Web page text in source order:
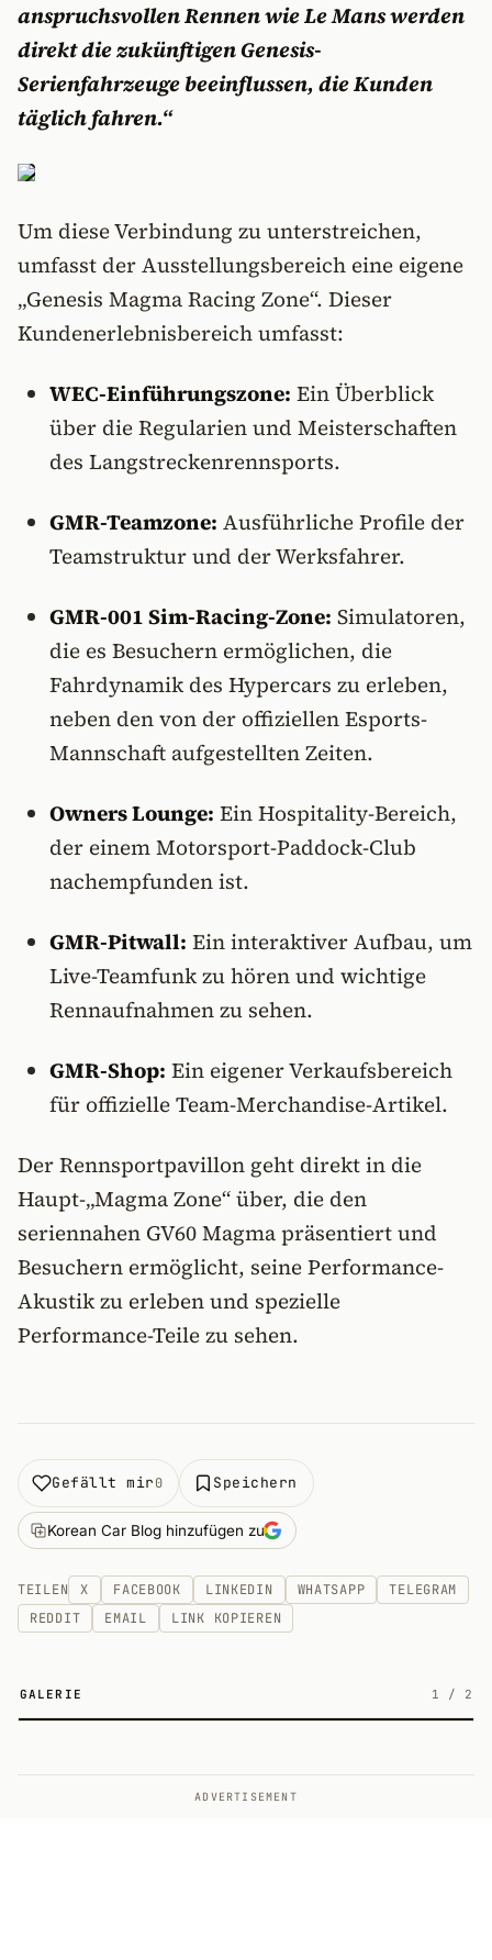
anspruchsvollen Rennen wie Le Mans werden
direkt die zukünftigen Genesis-
Serienfahrzeuge beeinflussen, die Kunden
täglich fahren.“
Um diese Verbindung zu unterstreichen,
umfasst der Ausstellungsbereich eine eigene
„Genesis Magma Racing Zone“. Dieser
Kundenerlebnisbereich umfasst:
WEC-Einführungszone: Ein Überblick
über die Regularien und Meisterschaften
des Langstreckenrennsports.
GMR-Teamzone: Ausführliche Profile der
Teamstruktur und der Werksfahrer.
GMR-001 Sim-Racing-Zone: Simulatoren,
die es Besuchern ermöglichen, die
Fahrdynamik des Hypercars zu erleben,
neben den von der offiziellen Esports-
Mannschaft aufgestellten Zeiten.
Owners Lounge: Ein Hospitality-Bereich,
der einem Motorsport-Paddock-Club
nachempfunden ist.
GMR-Pitwall: Ein interaktiver Aufbau, um
Live-Teamfunk zu hören und wichtige
Rennaufnahmen zu sehen.
GMR-Shop: Ein eigener Verkaufsbereich
für offizielle Team-Merchandise-Artikel.
Der Rennsportpavillon geht direkt in die
Haupt-„Magma Zone“ über, die den
seriennahen GV60 Magma präsentiert und
Besuchern ermöglicht, seine Performance-
Akustik zu erleben und spezielle
Performance-Teile zu sehen.
Gefällt mir0 Speichern
Korean Car Blog hinzufügen zu
TEILEN X FACEBOOK LINKEDIN WHATSAPP
TELEGRAM
REDDIT
EMAIL LINK KOPIEREN
GALERIE 1 / 2
ADVERTISEMENT